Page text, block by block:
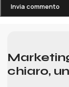
chiaro,